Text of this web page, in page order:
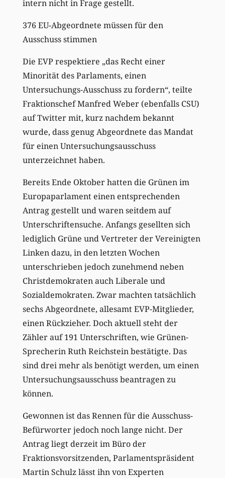
intern nicht in Frage gestellt.
376 EU-Abgeordnete müssen für den
Ausschuss stimmen
Die EVP respektiere „das Recht einer
Minorität des Parlaments, einen
Untersuchungs-Ausschuss zu fordern“, teilte
Fraktionschef Manfred Weber (ebenfalls CSU)
auf Twitter mit, kurz nachdem bekannt
wurde, dass genug Abgeordnete das Mandat
für einen Untersuchungsausschuss
unterzeichnet haben.
Bereits Ende Oktober hatten die Grünen im
Europaparlament einen entsprechenden
Antrag gestellt und waren seitdem auf
Unterschriftensuche. Anfangs gesellten sich
lediglich Grüne und Vertreter der Vereinigten
Linken dazu, in den letzten Wochen
unterschrieben jedoch zunehmend neben
Christdemokraten auch Liberale und
Sozialdemokraten. Zwar machten tatsächlich
sechs Abgeordnete, allesamt EVP-Mitglieder,
einen Rückzieher. Doch aktuell steht der
Zähler auf 191 Unterschriften, wie Grünen-
Sprecherin Ruth Reichstein bestätigte. Das
sind drei mehr als benötigt werden, um einen
Untersuchungsausschuss beantragen zu
können.
Gewonnen ist das Rennen für die Ausschuss-
Befürworter jedoch noch lange nicht. Der
Antrag liegt derzeit im Büro der
Fraktionsvorsitzenden, Parlamentspräsident
Martin Schulz lässt ihn von Experten